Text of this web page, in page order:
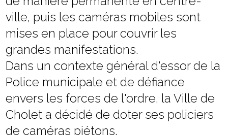
ville, puis les caméras mobiles sont
mises en place pour couvrir les
grandes manifestations.
Dans un contexte général d'essor de la
Police municipale et de défiance
envers les forces de l'ordre, la Ville de
Cholet a décidé de doter ses policiers
de caméras piétons.